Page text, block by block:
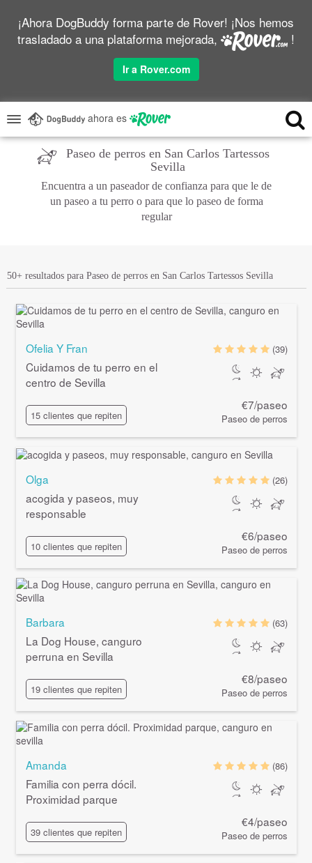
¡Ahora DogBuddy forma parte de Rover! ¡Nos hemos
trasladado a una plataforma mejorada,
!
Ir a Rover.com
ahora es
Paseo de perros en San Carlos Tartessos
Sevilla
Encuentra a un paseador de confianza para que le de
un paseo a tu perro o para que lo paseo de forma
regular
50+ resultados para Paseo de perros en San Carlos Tartessos Sevilla
Ofelia Y Fran
Cuidamos de tu perro en el
centro de Sevilla
15 clientes que repiten
(39)
€7/paseo
Paseo de perros
Olga
acogida y paseos, muy
responsable
10 clientes que repiten
(26)
€6/paseo
Paseo de perros
Barbara
La Dog House, canguro
perruna en Sevilla
19 clientes que repiten
(63)
€8/paseo
Paseo de perros
Amanda
Familia con perra dócil.
Proximidad parque
39 clientes que repiten
(86)
€4/paseo
Paseo de perros